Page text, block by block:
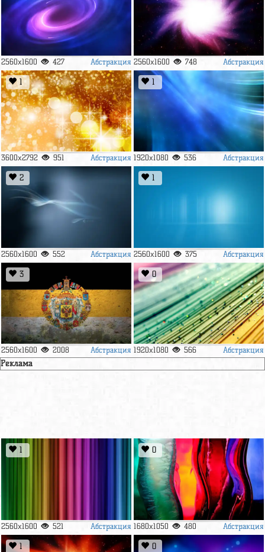
2560x1600 427 Абстракция 2560x1600 748 Абстракция
1
3600x2792 951 Абстракция
1
1920x1080 536 Абстракция
2
2560x1600 552 Абстракция
1
2560x1600 375 Абстракция
3
2560x1600 2008 Абстракция
0
1920x1080 566 Абстракция
Реклама
1
2560x1600 521 Абстракция
0
1680x1050 480 Абстракция
1 0